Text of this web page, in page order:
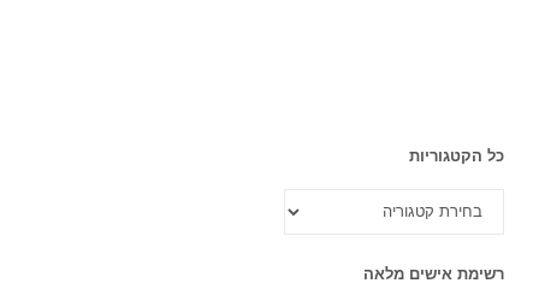
כל הקטגוריות
הקטגוריות
רשימת אישים מלאה